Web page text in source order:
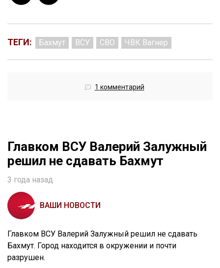
ТЕГИ: Бахмут ВСУ СВО ЧВК Вагнер
1 комментарий
Главком ВСУ Валерий Залужный
решил не сдавать Бахмут
3 года назад
ВАШИ НОВОСТИ
Главком ВСУ Валерий Залужный решил не сдавать
Бахмут. Город находится в окружении и почти
разрушен.